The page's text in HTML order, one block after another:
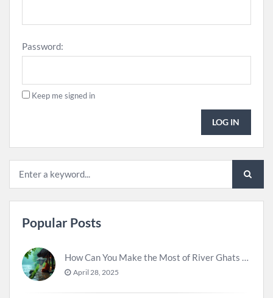
Password:
Keep me signed in
LOG IN
Popular Posts
How Can You Make the Most of River Ghats for Spiritual Meditation?
April 28, 2025